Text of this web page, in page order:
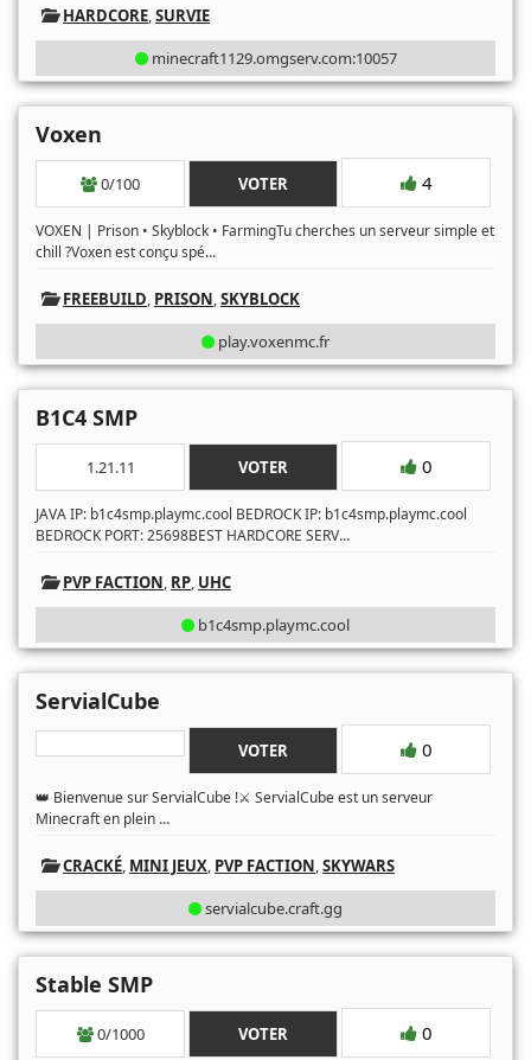
HARDCORE,SURVIE
minecraft1129.omgserv.com:10057
Voxen
0/100 VOTER 4
VOXEN | Prison • Skyblock • FarmingTu cherches un serveur simple et
chill ?Voxen est conçu spé...
FREEBUILD, PRISON,SKYBLOCK
play.voxenmc.fr
B1C4 SMP
1.21.11 VOTER 0
JAVA IP: b1c4smp.playmc.cool BEDROCK IP: b1c4smp.playmc.cool
BEDROCK PORT: 25698BEST HARDCORE SERV...
PVP FACTION, RP, UHC
b1c4smp.playmc.cool
ServialCube
VOTER 0
👑 Bienvenue sur ServialCube !⚔️ ServialCube est un serveur
Minecraft en plein ...
CRACKÉ, MINI JEUX, PVP FACTION,SKYWARS
servialcube.craft.gg
Stable SMP
0/1000 VOTER 0